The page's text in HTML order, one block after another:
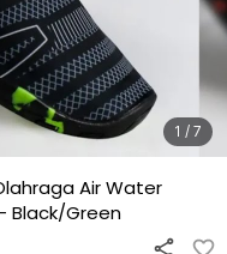
1 / 7
Air Water
- Black/Green